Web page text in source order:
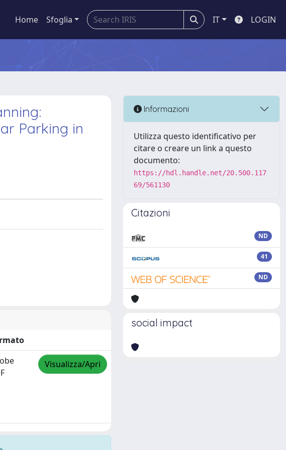
Home Sfoglia IT LOGIN
Parking in
Visualizza/Apri
Informazioni
Utilizza questo identificativo per
citare o creare un link a questo
documento:
https://hdl.handle.net/20.500.117
69/561130
Citazioni
ND
41
ND
social impact